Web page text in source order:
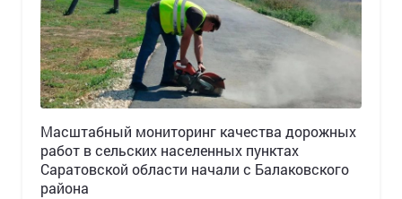
Масштабный мониторинг качества дорожных
работ в сельских населенных пунктах
Саратовской области начали с Балаковского
района